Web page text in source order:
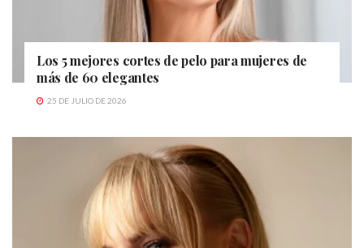
Los 5 mejores cortes de pelo para mujeres de
más de 60 elegantes
25 DE JULIO DE 2026